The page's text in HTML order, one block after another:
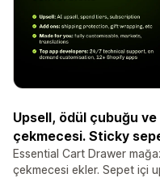
Upsell, ödül çubuğu
çekmecesi. Sticky
Essential Cart Drawer
çekmecesi ekler. Sepet içi